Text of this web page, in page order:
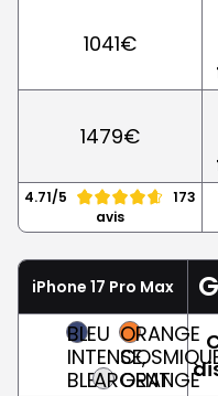
1041€
1479€
4.71/5
173
avis
iPhone 17 Pro Max
BLEU
INTENSE,
BLEUARGENT
ORANGE
ORANGE